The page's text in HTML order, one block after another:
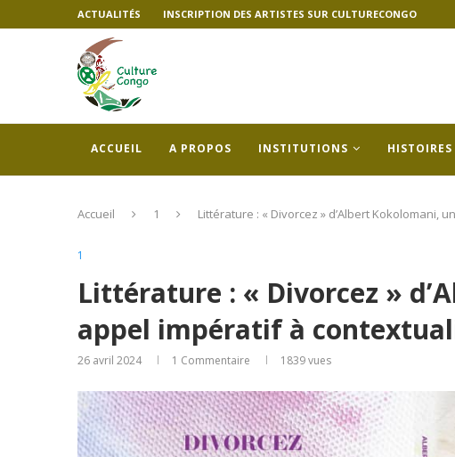
ACTUALITÉS INSCRIPTION DES ARTISTES SUR CULTURECONGO
ACCUEIL A PROPOS INSTITUTIONS HISTOIRES
Accueil 1 Littérature : « Divorcez » d’Albert Kokolomani,
1
Littérature : « Divorcez »
appel impératif à
26 avril 2024 1 Commentaire 1839vues